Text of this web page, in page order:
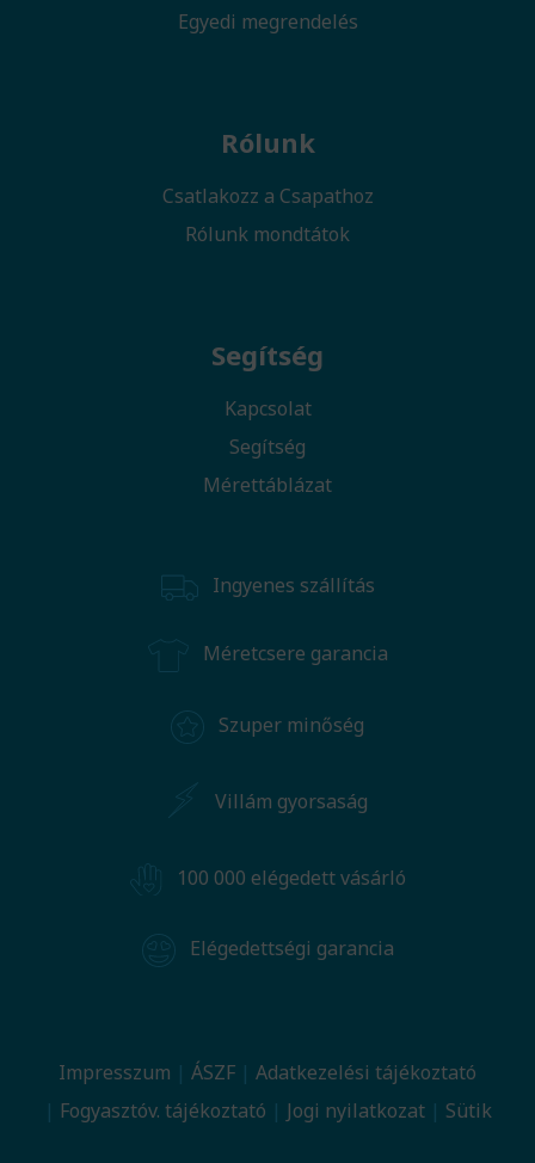
Egyedi megrendelés
Rólunk
Csatlakozz a Csapathoz
Rólunk mondtátok
Segítség
Kapcsolat
Segítség
Mérettáblázat
Ingyenes szállítás
Méretcsere garancia
Szuper minőség
Villám gyorsaság
100 000 elégedett vásárló
Elégedettségi garancia
Impresszum ÁSZF
Adatkezelési tájékoztató
Fogyasztóv. tájékoztató
Jogi nyilatkozat Sütik